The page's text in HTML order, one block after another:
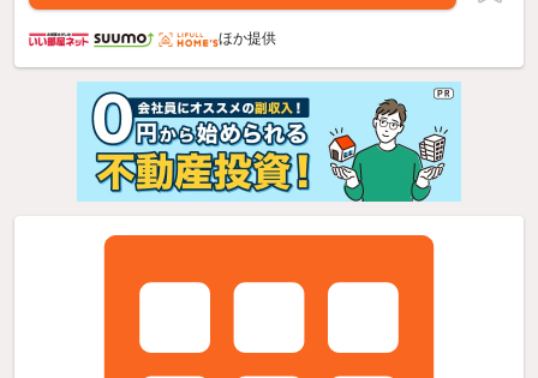
ほか提供